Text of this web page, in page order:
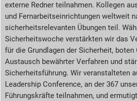
externe Redner teilnahmen. Kollegen
und Fernarbeitseinrichtungen weltweit
sicherheitsrelevanten Übungen teil.
Sicherheitswoche verstärkten wir das
für die Grundlagen der Sicherheit, boten
Austausch bewährter Verfahren und
Sicherheitsführung. Wir veranstalteten
Leadership Conference, an der 367
Führungskräfte teilnahmen, und